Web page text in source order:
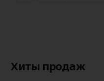
Хиты продаж